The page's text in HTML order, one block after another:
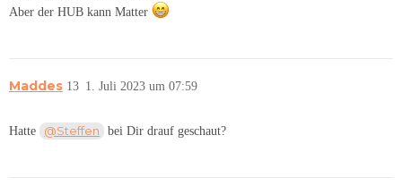
Aber der HUB kann Matter
Maddes 1. Juli 2023 um 07:59
13
Hatte @Steffen bei Dir drauf geschaut?